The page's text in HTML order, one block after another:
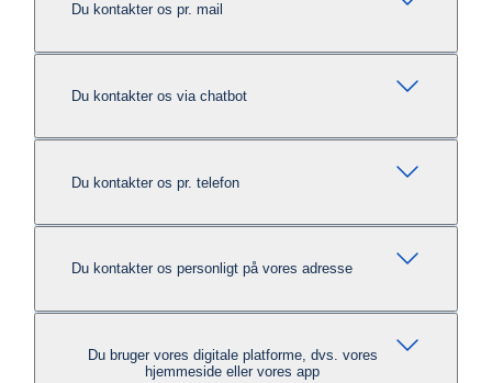
Du kontakter os pr. mail
Du kontakter os via chatbot
Du kontakter os pr. telefon
Du kontakter os personligt på vores adresse
Du bruger vores digitale platforme, dvs. vores
hjemmeside eller vores app